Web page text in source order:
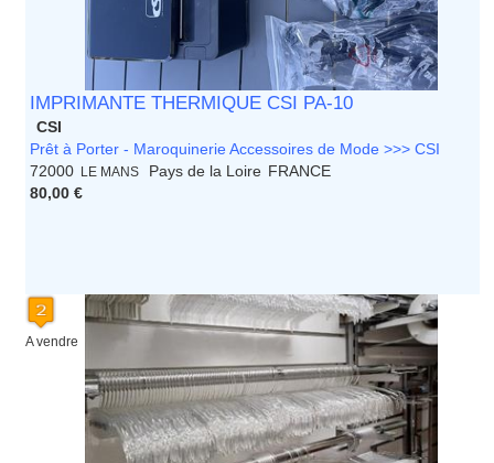
IMPRIMANTE THERMIQUE CSI PA-10
CSI
Prêt à Porter - Maroquinerie Accessoires de Mode >>> CSI
72000
LE MANS Pays de la Loire FRANCE
80,00 €
A vendre